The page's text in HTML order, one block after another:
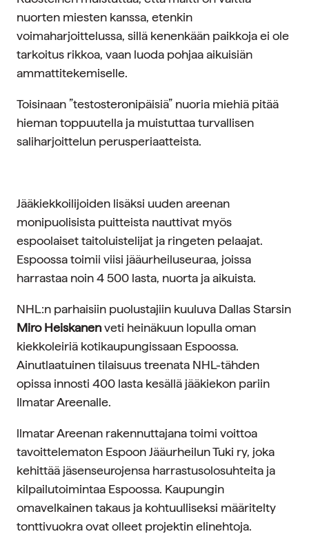
nuorten miesten kanssa, etenkin
voimaharjoittelussa, sillä kenenkään paikkoja ei ole
tarkoitus rikkoa, vaan luoda pohjaa aikuisiän
ammattitekemiselle.
Toisinaan ”testosteronipäisiä” nuoria miehiä pitää
hieman toppuutella ja muistuttaa turvallisen
saliharjoittelun perusperiaatteista.
Jääkiekkoilijoiden lisäksi uuden areenan
monipuolisista puitteista nauttivat myös
espoolaiset taitoluistelijat ja ringeten pelaajat.
Espoossa toimii viisi jääurheiluseuraa, joissa
harrastaa noin 4 500 lasta, nuorta ja aikuista.
NHL:n parhaisiin puolustajiin kuuluva Dallas Starsin
Miro Heiskanenveti heinäkuun lopulla oman
kiekkoleiriä kotikaupungissaan Espoossa.
Ainutlaatuinen tilaisuus treenata NHL-tähden
opissa innosti 400 lasta kesällä jääkiekon pariin
Ilmatar Areenalle.
llmatar Areenan rakennuttajana toimi voittoa
tavoittelematon Espoon Jääurheilun Tuki ry, joka
kehittää jäsenseurojensa harrastusolosuhteita ja
kilpailutoimintaa Espoossa. Kaupungin
omavelkainen takaus ja kohtuulliseksi määritelty
tonttivuokra ovat olleet projektin elinehtoja.